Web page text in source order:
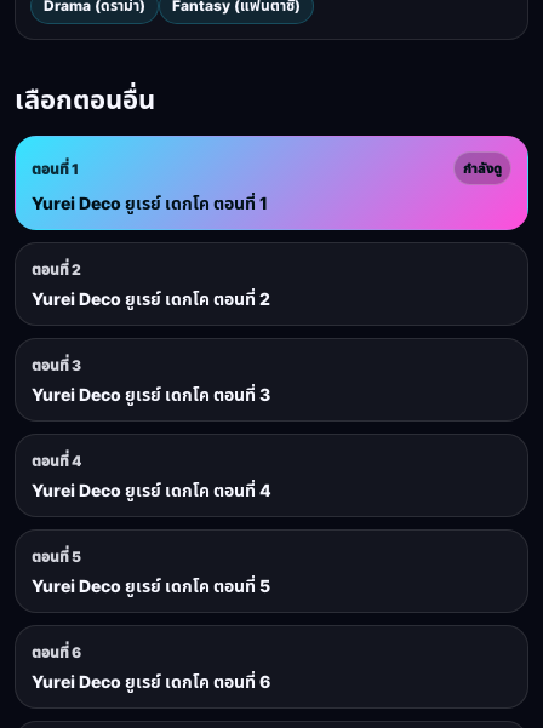
Drama (ดราม่า) Fantasy (แฟนตาซี)
เลือกตอนอื่น
ตอนที่ 1 กำลังดู
Yurei Deco ยูเรย์ เดกโค ตอนที่ 1
ตอนที่ 2
Yurei Deco ยูเรย์ เดกโค ตอนที่ 2
ตอนที่ 3
Yurei Deco ยูเรย์ เดกโค ตอนที่ 3
ตอนที่ 4
Yurei Deco ยูเรย์ เดกโค ตอนที่ 4
ตอนที่ 5
Yurei Deco ยูเรย์ เดกโค ตอนที่ 5
ตอนที่ 6
Yurei Deco ยูเรย์ เดกโค ตอนที่ 6